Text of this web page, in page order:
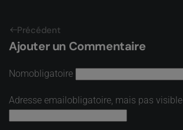
Précédent
Ajouter un Commentaire
Nomobligatoire
Adresse emailobligatoire, mais pas visible